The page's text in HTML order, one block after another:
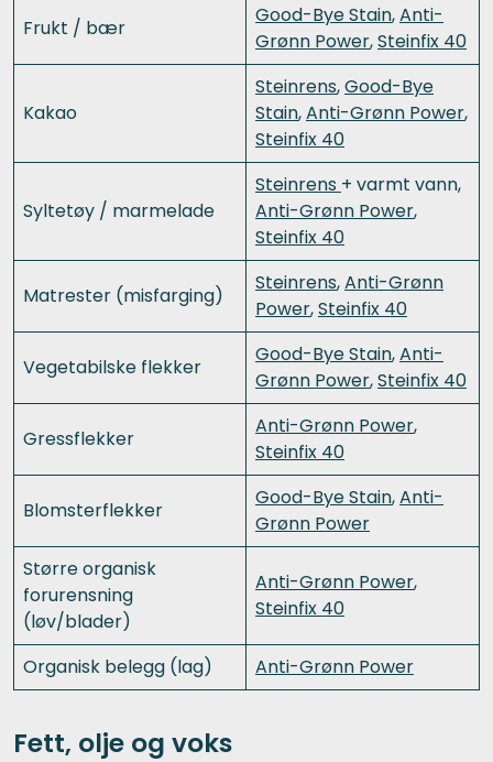
Frukt / bær
Good-Bye Stain,Anti-
Grønn Power,Steinfix 40
Kakao
Steinrens,Good-Bye
Stain,Anti-Grønn Power,
Steinfix 40
Syltetøy / marmelade
Steinrens + varmt vann,
Anti-Grønn Power,
Steinfix 40
Matrester (misfarging)
Steinrens,Anti-Grønn
Power,Steinfix 40
Vegetabilske flekker
Good-Bye Stain,Anti-
Grønn Power,Steinfix 40
Gressflekker
Anti-Grønn Power,
Steinfix 40
Blomsterflekker
Good-Bye Stain,Anti-
Grønn Power
Større organisk
forurensning
(løv/blader)
Anti-Grønn Power,
Steinfix 40
Organisk belegg (lag) Anti-Grønn Power
Fett, olje og voks